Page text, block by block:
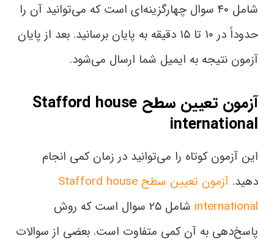
شامل ۴۰ سوال چهارگزینه‌ای است که می‌توانید آن را
حدوداً در ۱۰ تا ۱۵ دقیقه به پایان برسانید. بعد از پایان
آزمون نتیجه به ایمیل شما ارسال می‌شود.
آزمون تعیین سطح Stafford house
international
این آزمون کوتاه را می‌توانید در زمان کمی انجام
دهید.
آزمون تعیین سطح Stafford house
international
شامل ۲۵ سوال است که روش
پاسخ‌دهی به آن کمی متفاوت است. بعضی از سوالات